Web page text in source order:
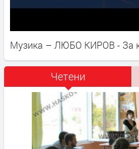
Музика – ЛЮБО КИРОВ - За
Четени